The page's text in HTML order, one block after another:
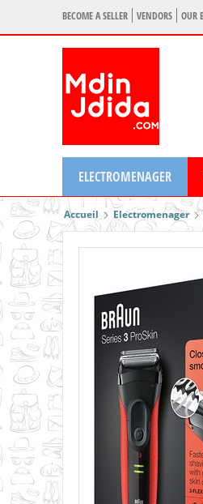
BECOME A SELLER VENDORS OUR
ELECTROMENAGER
Accueil Electromenager